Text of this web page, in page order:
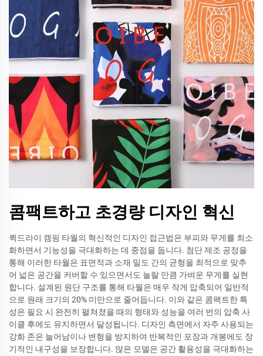
콤팩트하고 초경량 디자인 혁신
퀵드라이 캠핑 타월의 혁신적인 디자인 접근법은 부피와 무게를 최소
화하면서 기능성을 극대화하는 데 중점을 둡니다. 첨단 제조 공정을
통해 이러한 타월은 표면적과 소재 밀도 간의 균형을 최적으로 맞추
어 넓은 공간을 커버할 수 있으면서도 놀랄 만큼 가벼운 무게를 실현
합니다. 설계된 원단 구조를 통해 타월은 매우 작게 압축되어 일반적
으로 원래 크기의 20% 미만으로 줄어듭니다. 이와 같은 콤팩트한 특
성은 필요 시 완전히 펼쳐졌을 때의 형태와 성능을 여러 번의 압축 사
이클 후에도 유지하면서 달성됩니다. 디자인 측면에서 자주 사용되는
강화 존은 늘어남이나 변형을 방지하여 반복적인 포장과 개봉에도 장
기적인 내구성을 보장합니다. 많은 모델은 공간 활용성을 극대화하는